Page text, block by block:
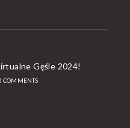
Gęśle 2024!
COMMENTS